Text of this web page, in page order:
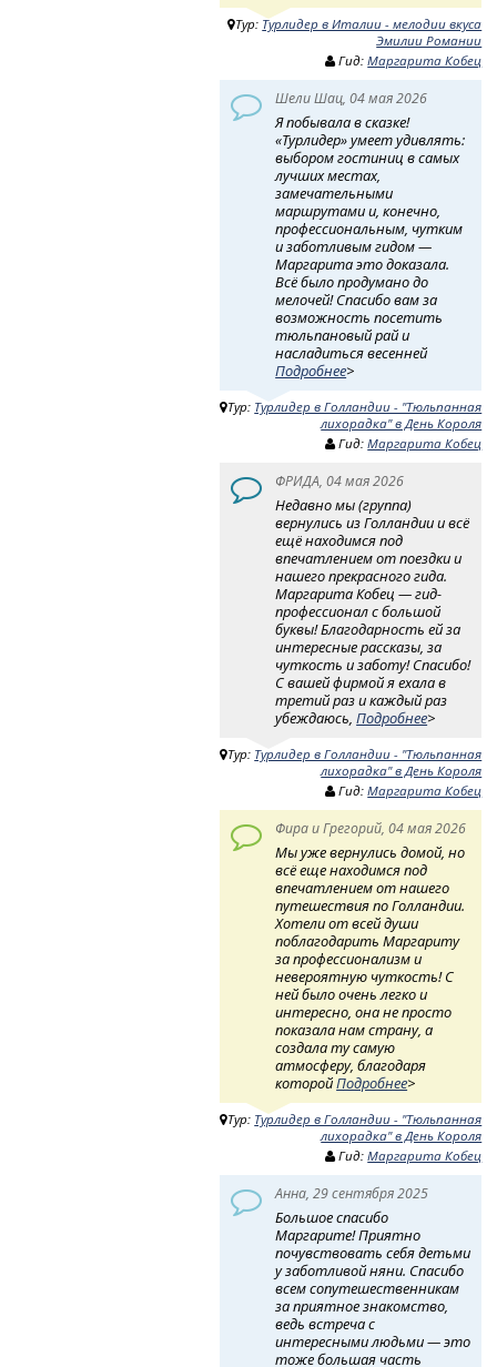
Тур: Турлидер в Италии - мелодии вкуса
Эмилии Романии
Гид:Маргарита Кобец
Шели Шац, 04 мая 2026
Я побывала в сказке!
«Турлидер» умеет удивлять:
выбором гостиниц в самых
лучших местах,
замечательными
маршрутами и, конечно,
профессиональным, чутким
и заботливым гидом —
Маргарита это доказала.
Всё было продумано до
мелочей! Спасибо вам за
возможность посетить
тюльпановый рай и
насладиться весенней
Подробнее>
Тур: Турлидер в Голландии - "Тюльпанная
лихорадка" в День Короля
Гид:Маргарита Кобец
ФРИДА, 04 мая 2026
Недавно мы (группа)
вернулись из Голландии и всё
ещё находимся под
впечатлением от поездки и
нашего прекрасного гида.
Маргарита Кобец — гид-
профессионал с большой
буквы! Благодарность ей за
интересные рассказы, за
чуткость и заботу! Спасибо!
С вашей фирмой я ехала в
третий раз и каждый раз
убеждаюсь,Подробнее>
Тур: Турлидер в Голландии - "Тюльпанная
лихорадка" в День Короля
Гид:Маргарита Кобец
Фира и Грегорий, 04 мая 2026
Мы уже вернулись домой, но
всё еще находимся под
впечатлением от нашего
путешествия по Голландии.
Хотели от всей души
поблагодарить Маргариту
за профессионализм и
невероятную чуткость! ​ С
ней было очень легко и
интересно, она не просто
показала нам страну, а
создала ту самую
атмосферу, благодаря
которойПодробнее>
Тур: Турлидер в Голландии - "Тюльпанная
лихорадка" в День Короля
Гид:Маргарита Кобец
Анна, 29 сентября 2025
Большое спасибо
Маргарите! Приятно
почувствовать себя детьми
у заботливой няни. Спасибо
всем сопутешественникам
за приятное знакомство,
ведь встреча с
интересными людьми — это
тоже большая часть